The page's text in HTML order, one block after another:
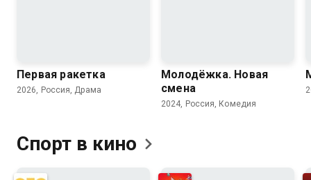
Первая ракетка
2026, Россия, Драма
Молодёжка. Новая
смена
2024, Россия, Комедия
Спорт в кино